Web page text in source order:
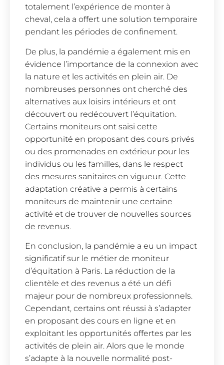
totalement l’expérience de monter à
cheval, cela a offert une solution temporaire
pendant les périodes de confinement.
De plus, la pandémie a également mis en
évidence l’importance de la connexion avec
la nature et les activités en plein air. De
nombreuses personnes ont cherché des
alternatives aux loisirs intérieurs et ont
découvert ou redécouvert l’équitation.
Certains moniteurs ont saisi cette
opportunité en proposant des cours privés
ou des promenades en extérieur pour les
individus ou les familles, dans le respect
des mesures sanitaires en vigueur. Cette
adaptation créative a permis à certains
moniteurs de maintenir une certaine
activité et de trouver de nouvelles sources
de revenus.
En conclusion, la pandémie a eu un impact
significatif sur le métier de moniteur
d’équitation à Paris. La réduction de la
clientèle et des revenus a été un défi
majeur pour de nombreux professionnels.
Cependant, certains ont réussi à s’adapter
en proposant des cours en ligne et en
exploitant les opportunités offertes par les
activités de plein air. Alors que le monde
s’adapte à la nouvelle normalité post-